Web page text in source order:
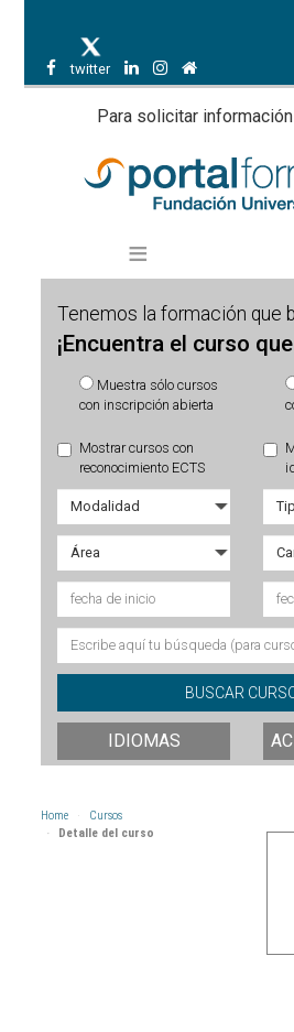
twitter
Para solicitar
Tenemos la formación que
¡Encuentra el curso
Muestra sólo cursos
con inscripción abierta
Mostrar cursos con
reconocimiento ECTS
IDIOMAS
Home
Cursos
Detalle del curso